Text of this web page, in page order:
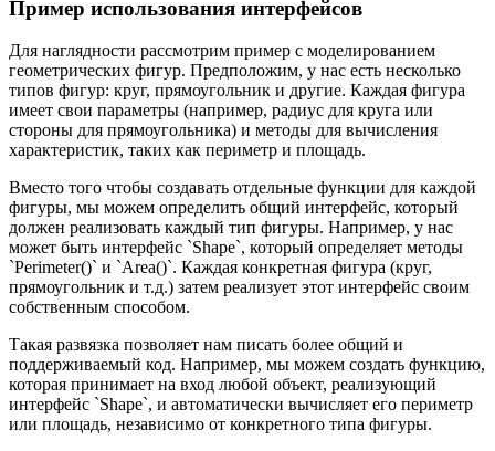
Пример использования интерфейсов
Для наглядности рассмотрим пример с моделированием
геометрических фигур. Предположим, у нас есть несколько
типов фигур: круг, прямоугольник и другие. Каждая фигура
имеет свои параметры (например, радиус для круга или
стороны для прямоугольника) и методы для вычисления
характеристик, таких как периметр и площадь.
Вместо того чтобы создавать отдельные функции для каждой
фигуры, мы можем определить общий интерфейс, который
должен реализовать каждый тип фигуры. Например, у нас
может быть интерфейс `Shape`, который определяет методы
`Perimeter()` и `Area()`. Каждая конкретная фигура (круг,
прямоугольник и т.д.) затем реализует этот интерфейс своим
собственным способом.
Такая развязка позволяет нам писать более общий и
поддерживаемый код. Например, мы можем создать функцию,
которая принимает на вход любой объект, реализующий
интерфейс `Shape`, и автоматически вычисляет его периметр
или площадь, независимо от конкретного типа фигуры.